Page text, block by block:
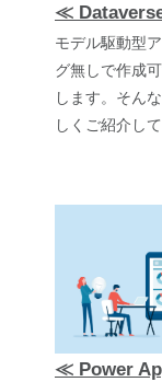
≪
モデル駆動型
グ無しで作成
します。そん
しくご紹介して
≪ Power